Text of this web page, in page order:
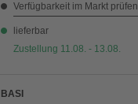
Verfügbarkeit im Markt prüfen
lieferbar
Zustellung 11.08. - 13.08.
BASI